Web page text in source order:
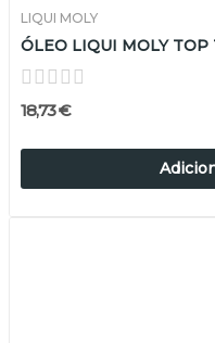
LIQUI MOLY
ÓLEO LIQUI MOLY TOP
18,73 €